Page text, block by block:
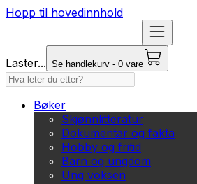
Hopp til hovedinnhold
Laster... Se handlekurv - 0 vare
Bøker
Skjønnlitteratur
Dokumentar og fakta
Hobby og fritid
Barn og ungdom
Ung voksen